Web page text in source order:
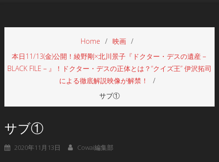
Home
映画
本日11/13(金)公開！綾野剛×北川景子『ドクター・デスの遺産－
BLACK FILE－』！ドクター・デスの正体とは？“クイズ王” 伊沢拓司
による徹底解説映像が解禁！
サブ①
サブ①
2020年11月13日 Cowai編集部